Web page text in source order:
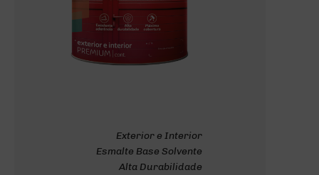
Exterior e Interior
Esmalte Base Solvente
Alta Durabilidade